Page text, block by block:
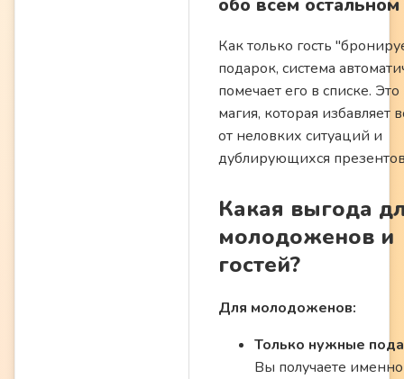
обо всем остальном
Как только гость
подарок, система
помечает его в списке. Это
магия, которая избавляет
от неловких ситуаций и
дублирующихся
Какая выгода
молодоженов и
гостей?
Для молодоженов:
Только нужные
Вы получаете именно